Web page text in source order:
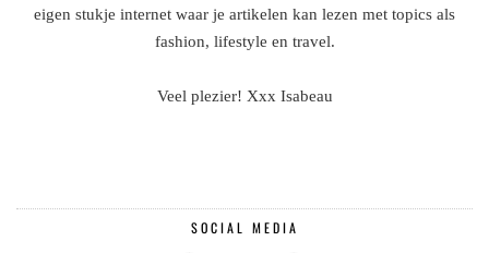
eigen stukje internet waar je artikelen kan lezen met topics als
fashion, lifestyle en travel.
Veel plezier! Xxx Isabeau
SOCIAL MEDIA